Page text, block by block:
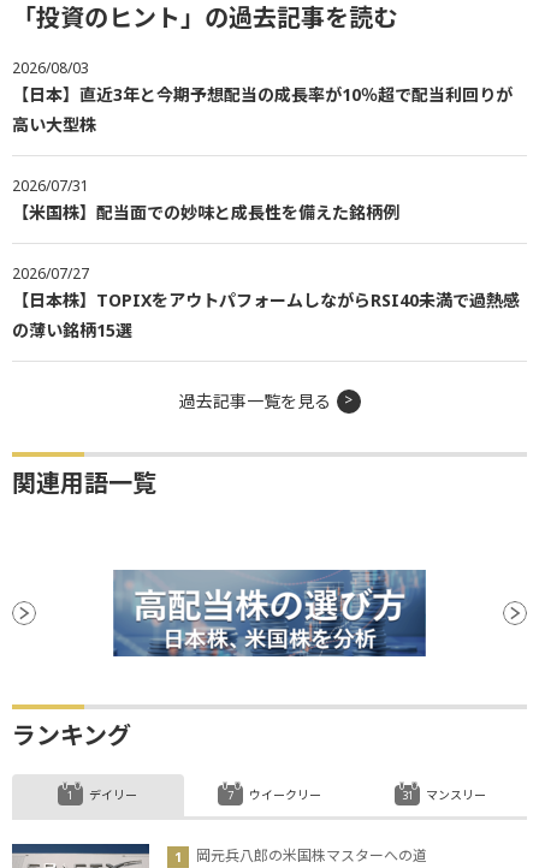
「投資のヒント」の過去記事を読む
2026/08/03
【日本】直近3年と今期予想配当の成長率が10％超で配当利回りが
高い大型株
2026/07/31
【米国株】配当面での妙味と成長性を備えた銘柄例
2026/07/27
【日本株】TOPIXをアウトパフォームしながらRSI40未満で過熱感
の薄い銘柄15選
過去記事一覧を見る
関連用語一覧
ランキング
デイリー
岡元兵八郎の米国株マスターへの道
ウイークリー マンスリー